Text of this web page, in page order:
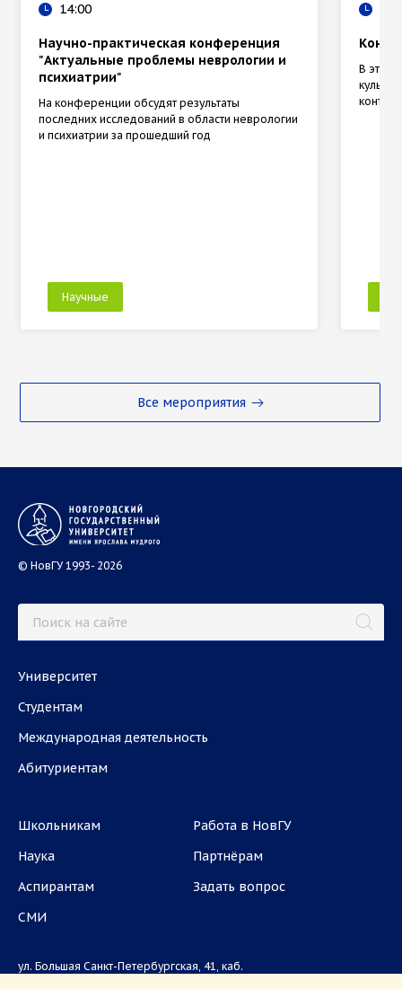
Все мероприятия
14:00
Научно-практическая конференция
"Актуальные проблемы неврологии и
психиатрии"
На конференции обсудят результаты
последних исследований в области неврологии
и психиатрии за прошедший год
Научные
В этом
© НовГУ 1993- 2026
Университет
Студентам
Международная деятельность
Абитуриентам
Школьникам
Наука
Аспирантам
СМИ
Работа в НовГУ
Партнёрам
Задать вопрос
ул. Большая Санкт-Петербургская, 41, каб.